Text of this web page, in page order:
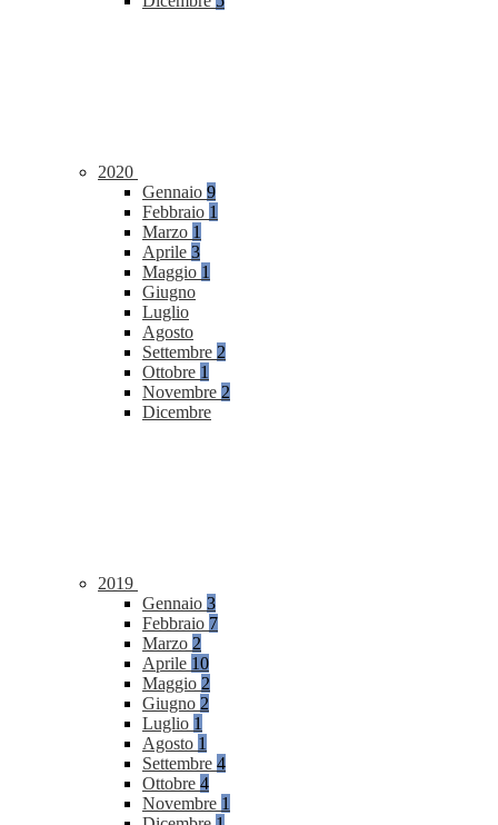
2020
Gennaio 9
Febbraio 1
Marzo 1
Aprile 3
Maggio 1
Giugno
Luglio
Agosto
Settembre 2
Ottobre 1
Novembre 2
Dicembre
2019
Gennaio 3
Febbraio 7
Marzo 2
Aprile 10
Maggio 2
Giugno 2
Luglio 1
Agosto 1
Settembre 4
Ottobre 4
Novembre 1